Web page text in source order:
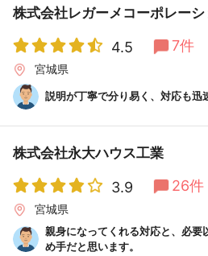
株式会社レガーメコーポレーシ
4.5 7件
宮城県
説明が丁寧で分り易く、対応も迅
株式会社永大ハウス工業
3.9 26件
宮城県
親身になってくれる対応と、必要
め手だと思います。